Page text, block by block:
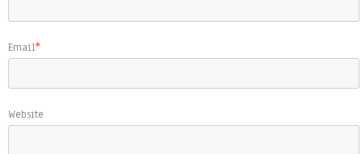
Email*
Website